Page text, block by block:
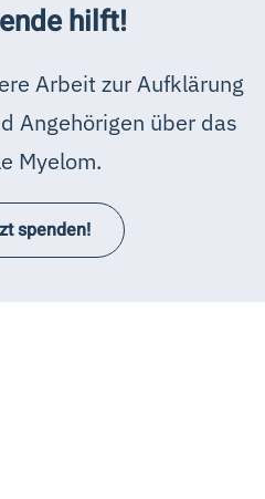
hilft!
Arbeit zur Aufklärung
Angehörigen über das
Myelom.
spenden!